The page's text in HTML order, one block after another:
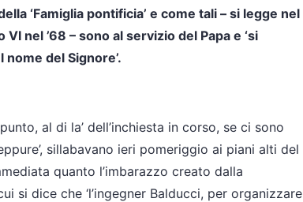
‘Famiglia pontificia’ e come tali – si legge nel
nel ’68 – sono al servizio del Papa e ‘si
del Signore’.
al di la’ dell’inchiesta in corso, se ci sono
sillabavano ieri pomeriggio ai piani alti del
quanto l’imbarazzo creato dalla
si dice che ‘l’ingegner Balducci, per organizzare